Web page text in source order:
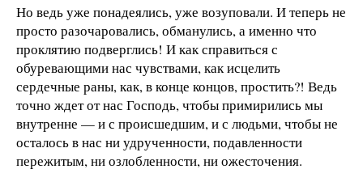
Но ведь уже понадеялись, уже возуповали. И теперь не
просто разочаровались, обманулись, а именно что
проклятию подверглись! И как справиться с
обуревающими нас чувствами, как исцелить
сердечные раны, как, в конце концов, простить?! Ведь
точно ждет от нас Господь, чтобы примирились мы
внутренне — и с происшедшим, и с людьми, чтобы не
осталось в нас ни удрученности, подавленности
пережитым, ни озлобленности, ни ожесточения.